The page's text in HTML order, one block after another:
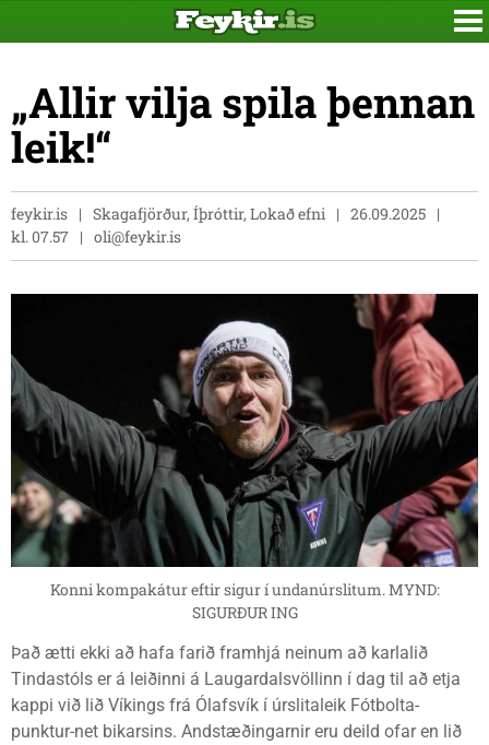
„Allir vilja spila þennan
leik!“
feykir.is Skagafjörður, Íþróttir, Lokað efni
26.09.2025
kl. 07.57
oli@feykir.is
Konni kompakátur eftir sigur í undanúrslitum. MYND:
SIGURÐUR ING
Það ætti ekki að hafa farið framhjá neinum að karlalið
Tindastóls er á leiðinni á Laugardalsvöllinn í dag til að etja
kappi við lið Víkings frá Ólafsvík í úrslitaleik Fótbolta-
punktur-net bikarsins. Andstæðingarnir eru deild ofar en lið